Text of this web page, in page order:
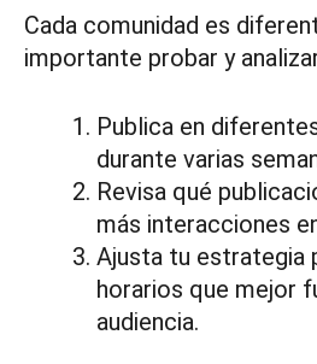
Cada comunidad es
importante probar y
Publica en
durante varias
Revisa qué
más interacciones
Ajusta tu estrategia
horarios que mejor
audiencia.